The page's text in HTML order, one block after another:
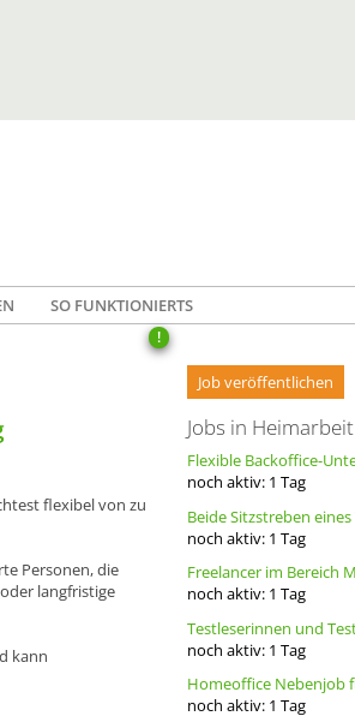
SO FUNKTIONIERTS
!
flexibel von zu
Personen, die
langfristige
kann
Job veröffentlichen
Jobs in Heimarbeit
noch aktiv: 1 Tag
noch aktiv: 1 Tag
noch aktiv: 1 Tag
noch aktiv: 1 Tag
noch aktiv: 1 Tag